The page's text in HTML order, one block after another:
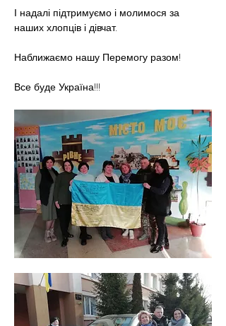
І надалі підтримуємо і молимося за
наших хлопців і дівчат.
Наближаємо нашу Перемогу разом!
Все буде Україна!!!